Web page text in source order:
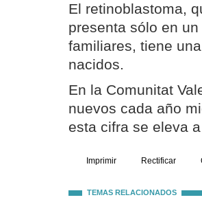
El retinoblastoma,
presenta sólo en
familiares, tiene
nacidos.
En la Comunitat
nuevos cada año
esta cifra se eleva
Imprimir Rectificar
TEMAS RELACIONADOS